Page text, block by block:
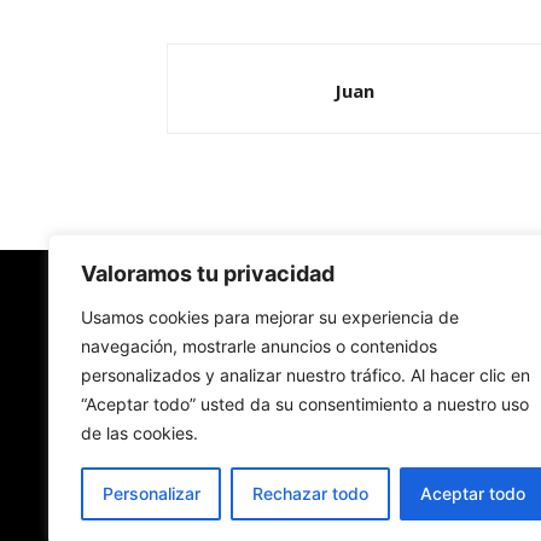
Valoramos tu privacidad
Usamos cookies para mejorar su experiencia de
navegación, mostrarle anuncios o contenidos
personalizados y analizar nuestro tráfico. Al hacer clic en
“Aceptar todo” usted da su consentimiento a nuestro uso
de las cookies.
Personalizar Rechazar todo Aceptar todo
Juan
Redes Cristianas
Una mirada alternativa sobre la Iglesia católica
- Colectivos de Redes Cristianas